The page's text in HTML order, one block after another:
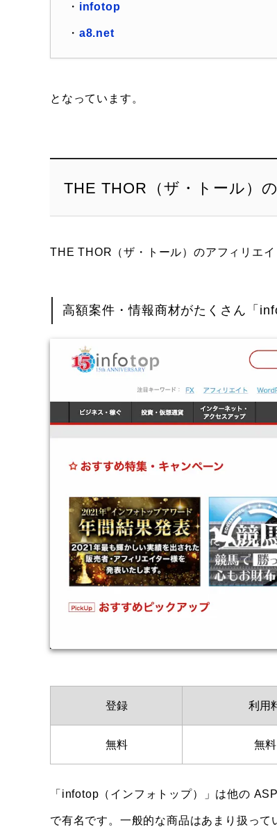
・ infotop
・ a8.net
となっています。
THE THOR（ザ・トール）
THE THOR（ザ・トール）のアフィリエ
高額案件・情報商材がたくさん「
登録 利用
無料 無料
「infotop（インフォトップ）」は他の
で有名です。一般的な商品はあまり扱っ